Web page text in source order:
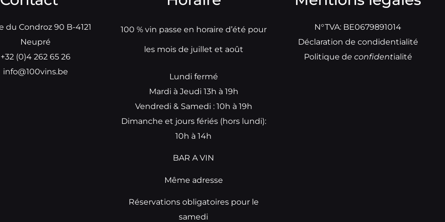
du Condroz 90 B-4121
Neupré
+32 (0)4 262 65 26
info@100vins.be
100 % vin passe en horaire d’été pour
les mois de juillet et août
Lundi fermé
Mardi à Jeudi 13h à 19h
Vendredi & Samedi : 10h à 19h
Dimanche et jours fériés (hors lundi):
10h à 14h
BAR A VIN
Même adresse
Réservations obligatoires pour le
samedi
N°TVA: BE0679891014
Déclaration de condidentialité
Politique de confidentialité